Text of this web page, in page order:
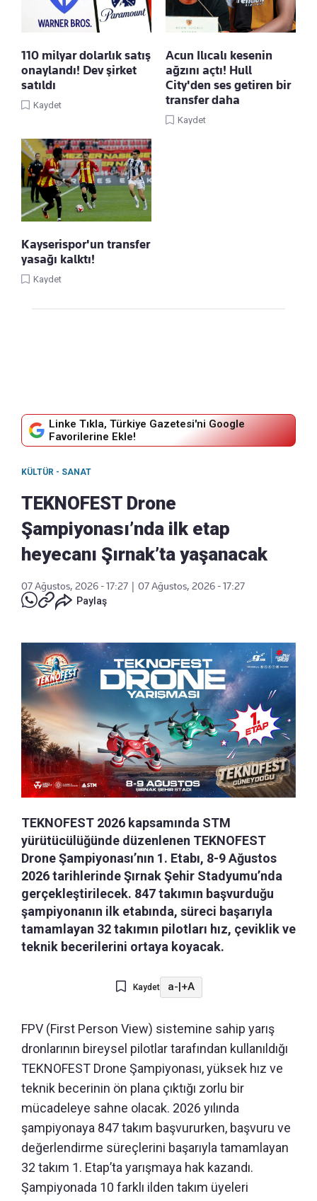
110 milyar dolarlık satış
onaylandı! Dev şirket
satıldı
Kaydet
Acun Ilıcalı kesenin
ağzını açtı! Hull
City'den ses getiren bir
transfer daha
Kaydet
Kayserispor'un transfer
yasağı kalktı!
Kaydet
Linke Tıkla, Türkiye Gazetesi'ni Google
Favorilerine Ekle!
KÜLTÜR - SANAT
TEKNOFEST Drone
Şampiyonası’nda ilk etap
heyecanı Şırnak’ta yaşanacak
07 Ağustos, 2026 - 17:27
07 Ağustos, 2026 - 17:27
Paylaş
TEKNOFEST 2026 kapsamında STM
yürütücülüğünde düzenlenen TEKNOFEST
Drone Şampiyonası’nın 1. Etabı, 8-9 Ağustos
2026 tarihlerinde Şırnak Şehir Stadyumu’nda
gerçekleştirilecek. 847 takımın başvurduğu
şampiyonanın ilk etabında, süreci başarıyla
tamamlayan 32 takımın pilotları hız, çeviklik ve
teknik becerilerini ortaya koyacak.
Kaydet a-|+A
FPV (First Person View) sistemine sahip yarış
dronlarının bireysel pilotlar tarafından kullanıldığı
TEKNOFEST Drone Şampiyonası, yüksek hız ve
teknik becerinin ön plana çıktığı zorlu bir
mücadeleye sahne olacak. 2026 yılında
şampiyonaya 847 takım başvururken, başvuru ve
değerlendirme süreçlerini başarıyla tamamlayan
32 takım 1. Etap’ta yarışmaya hak kazandı.
Şampiyonada 10 farklı ilden takım üyeleri